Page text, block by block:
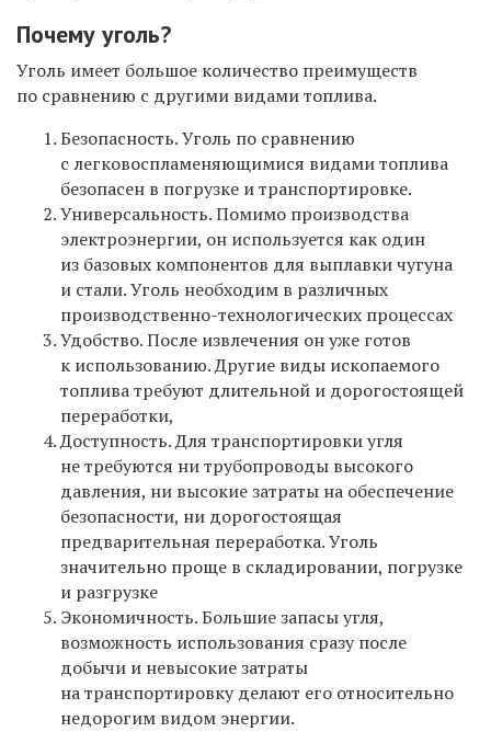
Почему уголь?
Уголь имеет большое количество преимуществ
по сравнению с другими видами топлива.
Безопасность. Уголь по сравнению
с легковоспламеняющимися видами топлива
безопасен в погрузке и транспортировке.
Универсальность. Помимо производства
электроэнергии, он используется как один
из базовых компонентов для выплавки чугуна
и стали. Уголь необходим в различных
производственно-технологических процессах
Удобство. После извлечения он уже готов
к использованию. Другие виды ископаемого
топлива требуют длительной и дорогостоящей
переработки,
Доступность. Для транспортировки угля
не требуются ни трубопроводы высокого
давления, ни высокие затраты на обеспечение
безопасности, ни дорогостоящая
предварительная переработка. Уголь
значительно проще в складировании, погрузке
и разгрузке
Экономичность.Большие запасы угля,
возможность использования сразу после
добычи и невысокие затраты
на транспортировку делают его относительно
недорогим видом энергии.